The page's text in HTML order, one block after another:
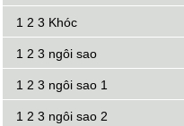
1 2 3 Khóc
1 2 3 ngôi sao
1 2 3 ngôi sao 1
1 2 3 ngôi sao 2